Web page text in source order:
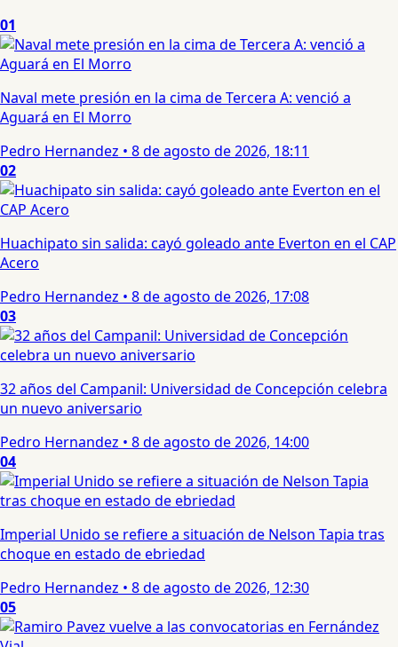
01
Naval mete presión en la cima de Tercera A: venció a
Aguará en El Morro
Pedro Hernandez • 8 de agosto de 2026, 18:11
02
Huachipato sin salida: cayó goleado ante Everton en el CAP
Acero
Pedro Hernandez • 8 de agosto de 2026, 17:08
03
32 años del Campanil: Universidad de Concepción celebra
un nuevo aniversario
Pedro Hernandez • 8 de agosto de 2026, 14:00
04
Imperial Unido se refiere a situación de Nelson Tapia tras
choque en estado de ebriedad
Pedro Hernandez • 8 de agosto de 2026, 12:30
05